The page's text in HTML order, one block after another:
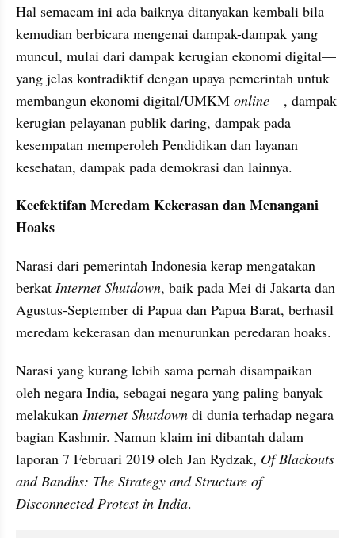
Hal semacam ini ada baiknya ditanyakan kembali bila
kemudian berbicara mengenai dampak-dampak yang
muncul, mulai dari dampak kerugian ekonomi digital—
yang jelas kontradiktif dengan upaya pemerintah untuk
membangun ekonomi digital/UMKM online—, dampak
kerugian pelayanan publik daring, dampak pada
kesempatan memperoleh Pendidikan dan layanan
kesehatan, dampak pada demokrasi dan lainnya.
Keefektifan Meredam Kekerasan dan Menangani
Hoaks
Narasi dari pemerintah Indonesia kerap mengatakan
berkat Internet Shutdown, baik pada Mei di Jakarta dan
Agustus-September di Papua dan Papua Barat, berhasil
meredam kekerasan dan menurunkan peredaran hoaks.
Narasi yang kurang lebih sama pernah disampaikan
oleh negara India, sebagai negara yang paling banyak
melakukan Internet Shutdown di dunia terhadap negara
bagian Kashmir. Namun klaim ini dibantah dalam
laporan 7 Februari 2019 oleh Jan Rydzak, Of Blackouts
and Bandhs: The Strategy and Structure of
Disconnected Protest in India.